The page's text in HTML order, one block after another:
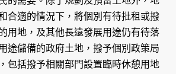
合適的情況下，將個別有待批租或撥
用地，及其他長遠發展用途仍有待落
途儲備的政府土地，撥予個別政策局
包括撥予相關部門設置臨時休憩用地